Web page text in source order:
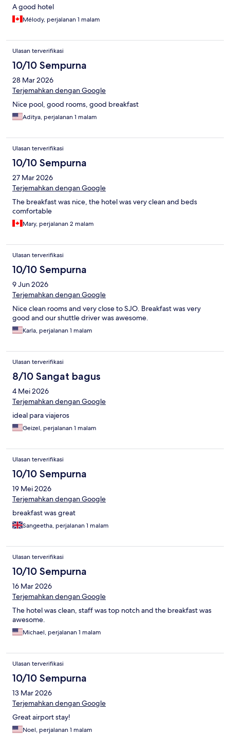
A good hotel
Mélody, perjalanan 1 malam
Ulasan terverifikasi
10/10 Sempurna
28 Mar 2026
Terjemahkan dengan Google
Nice pool, good rooms, good breakfast
Aditya, perjalanan 1 malam
Ulasan terverifikasi
10/10 Sempurna
27 Mar 2026
Terjemahkan dengan Google
The breakfast was nice, the hotel was very clean and beds
comfortable
Mary, perjalanan 2 malam
Ulasan terverifikasi
10/10 Sempurna
9 Jun 2026
Terjemahkan dengan Google
Nice clean rooms and very close to SJO. Breakfast was very
good and our shuttle driver was awesome.
Karla, perjalanan 1 malam
Ulasan terverifikasi
8/10 Sangat bagus
4 Mei 2026
Terjemahkan dengan Google
ideal para viajeros
Geizel, perjalanan 1 malam
Ulasan terverifikasi
10/10 Sempurna
19 Mei 2026
Terjemahkan dengan Google
breakfast was great
Sangeetha, perjalanan 1 malam
Ulasan terverifikasi
10/10 Sempurna
16 Mar 2026
Terjemahkan dengan Google
The hotel was clean, staff was top notch and the breakfast was
awesome.
Michael, perjalanan 1 malam
Ulasan terverifikasi
10/10 Sempurna
13 Mar 2026
Terjemahkan dengan Google
Great airport stay!
Noel, perjalanan 1 malam